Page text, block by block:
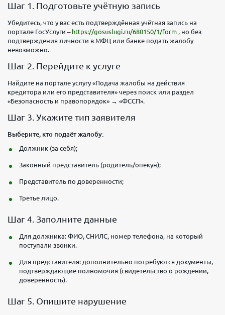
Шаг 1. Подготовьте учётную запись
Убедитесь, что у вас есть подтверждённая учётная запись на
портале ГосУслуги – https://gosuslugi.ru/680150/1/form , но без
подтверждения личности в МФЦ или банке подать жалобу
невозможно.
Шаг 2. Перейдите к услуге
Найдите на портале услугу «Подача жалобы на действия
кредитора или его представителя» через поиск или раздел
«Безопасность и правопорядок» → «ФССП».
Шаг 3. Укажите тип заявителя
Выберите, кто подаёт жалобу:
Должник (за себя);
Законный представитель (родитель/опекун);
Представитель по доверенности;
Третье лицо.
Шаг 4. Заполните данные
Для должника: ФИО, СНИЛС, номер телефона, на который
поступали звонки.
Для представителя: дополнительно потребуются документы,
подтверждающие полномочия (свидетельство о рождении,
доверенность).
Шаг 5. Опишите нарушение